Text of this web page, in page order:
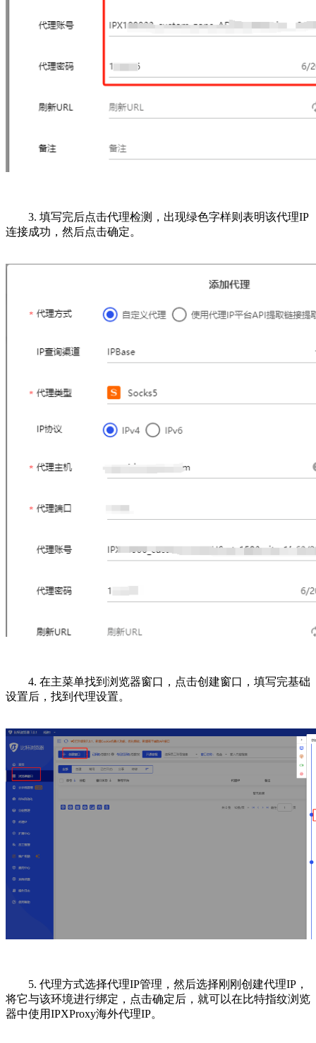
3. 填写完后点击代理检测，出现绿色字样则表明该代理IP
连接成功，然后点击确定。
4. 在主菜单找到浏览器窗口，点击创建窗口，填写完基础
设置后，找到代理设置。
5. 代理方式选择代理IP管理，然后选择刚刚创建代理IP，
将它与该环境进行绑定，点击确定后，就可以在比特指纹浏览
器中使用IPXProxy海外代理IP。